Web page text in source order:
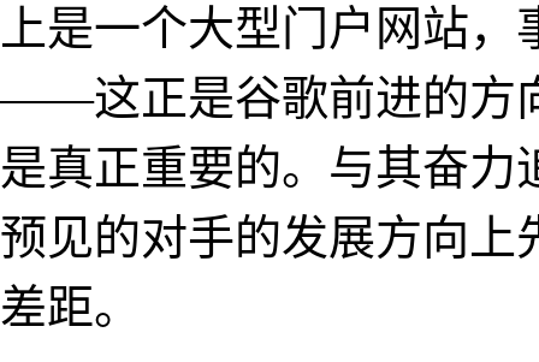
上是一个大型门户网站
——这正是谷歌前进的方
是真正重要的。与其奋
预见的对手的发展方向上
差距。